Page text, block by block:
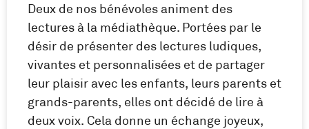
Deux de nos bénévoles animent des
lectures à la médiathèque. Portées par le
désir de présenter des lectures ludiques,
vivantes et personnalisées et de partager
leur plaisir avec les enfants, leurs parents et
grands-parents, elles ont décidé de lire à
deux voix. Cela donne un échange joyeux,